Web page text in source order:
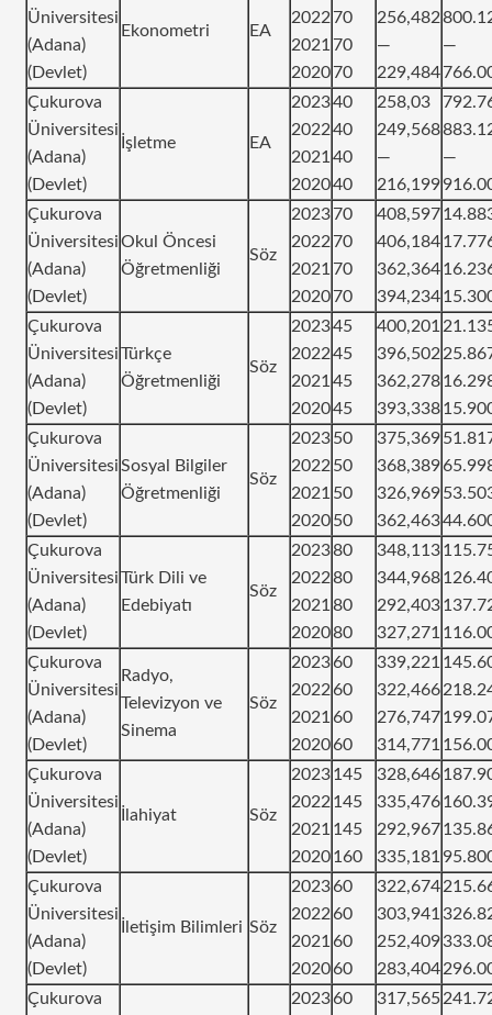
Üniversitesi
(Adana)
(Devlet)
Ekonometri EA
2022
2021
2020
70
70
70
256,482
—
229,484
—
Çukurova
Üniversitesi
(Adana)
(Devlet)
İşletme EA
2023
2022
2021
2020
40
40
40
40
258,03
249,568
—
216,199
—
Çukurova
Üniversitesi
(Adana)
(Devlet)
Okul Öncesi
Öğretmenliği
Söz
2023
2022
2021
2020
70
70
70
70
408,597
406,184
362,364
394,234
Çukurova
Üniversitesi
(Adana)
(Devlet)
Türkçe
Öğretmenliği
Söz
2023
2022
2021
2020
45
45
45
45
400,201
396,502
362,278
393,338
Çukurova
Üniversitesi
(Adana)
(Devlet)
Sosyal Bilgiler
Öğretmenliği
Söz
2023
2022
2021
2020
50
50
50
50
375,369
368,389
326,969
362,463
Çukurova
Üniversitesi
(Adana)
(Devlet)
Türk Dili ve
Edebiyatı
Söz
2023
2022
2021
2020
80
80
80
80
348,113
344,968
292,403
327,271
Çukurova
Üniversitesi
(Adana)
(Devlet)
Radyo,
Televizyon ve
Sinema
Söz
2023
2022
2021
2020
60
60
60
60
339,221
322,466
276,747
314,771
Çukurova
Üniversitesi
(Adana)
(Devlet)
İlahiyat Söz
2023
2022
2021
2020
145
145
145
160
328,646
335,476
292,967
335,181
Çukurova
Üniversitesi
(Adana)
(Devlet)
İletişim Bilimleri Söz
2023
2022
2021
2020
60
60
60
60
322,674
303,941
252,409
283,404
Çukurova
2023 60
317,565